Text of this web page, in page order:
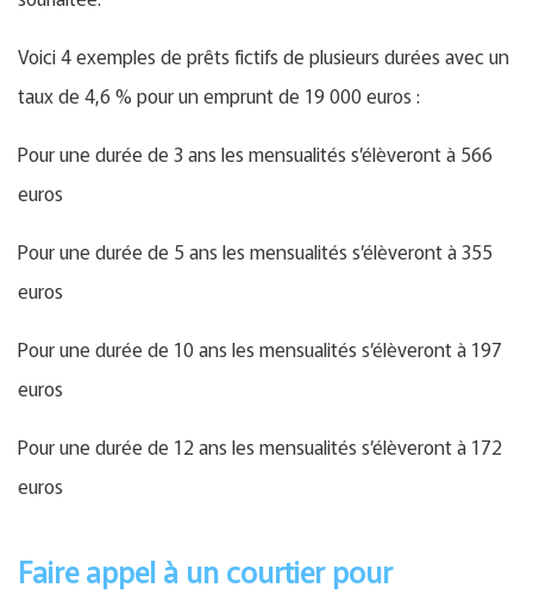
Voici 4 exemples de prêts fictifs de plusieurs durées avec un
taux de 4,6 % pour un emprunt de 19 000 euros :
Pour une durée de 3 ans les mensualités s’élèveront à 566
euros
Pour une durée de 5 ans les mensualités s’élèveront à 355
euros
Pour une durée de 10 ans les mensualités s’élèveront à 197
euros
Pour une durée de 12 ans les mensualités s’élèveront à 172
euros
Faire appel à un courtier pour